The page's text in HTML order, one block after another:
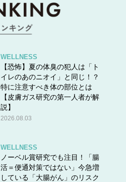
WELLNESS
【恐怖】夏の体臭の犯人は「ト
イレのあのニオイ」と同じ！？
特に注意すべき体の部位とは
【皮膚ガス研究の第一人者が解
説】
2026.08.03
WELLNESS
ノーベル賞研究でも注目！「腸
活＝便通対策ではない」今急増
している「大腸がん」のリスク